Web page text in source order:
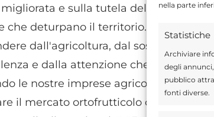
nella parte
Statistiche
Archiviare
degli
pubblico
fonti diverse.
e sulla tutela dell'ambiente
che deturpano il territorio. Inoltre lo
dall'agricoltura, dal sostegno ai
e dalla attenzione che deve
le nostre imprese agricole dalle
il mercato ortofrutticolo che è una